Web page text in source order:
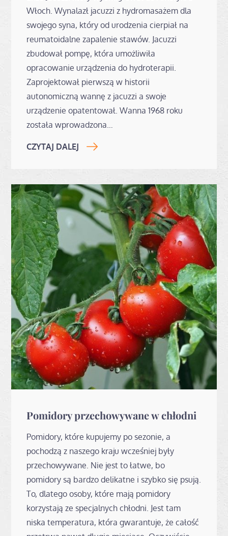
Włoch. Wynalazł jacuzzi z hydromasażem dla
swojego syna, który od urodzenia cierpiał na
reumatoidalne zapalenie stawów. Jacuzzi
zbudował pompę, która umożliwiła
opracowanie urządzenia do hydroterapii.
Zaprojektował pierwszą w historii
autonomiczną wannę z jacuzzi a swoje
urządzenie opatentował. Wanna 1968 roku
została wprowadzona…
CZYTAJ DALEJ
Pomidory przechowywane w chłodni
Pomidory, które kupujemy po sezonie, a
pochodzą z naszego kraju wcześniej były
przechowywane. Nie jest to łatwe, bo
pomidory są bardzo delikatne i szybko się psują.
To, dlatego osoby, które mają pomidory
korzystają ze specjalnych chłodni. Jest tam
niska temperatura, która gwarantuje, że całość